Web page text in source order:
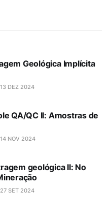
Geológica Implícita
13 DEZ 2024
QA/QC II: Amostras de
14 NOV 2024
geológica II: No
27 SET 2024